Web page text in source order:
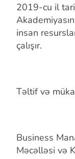
2019-cu il
insan
çalışır.
Təltif və
Business
Məcəlləsi və